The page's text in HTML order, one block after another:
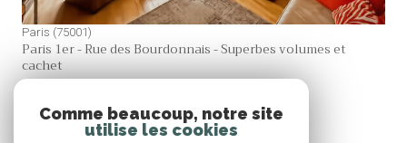
Paris (75001)
Paris 1er - Rue des Bourdonnais - Superbes volumes et
cachet
Comme beaucoup, notre site
utilise les cookies